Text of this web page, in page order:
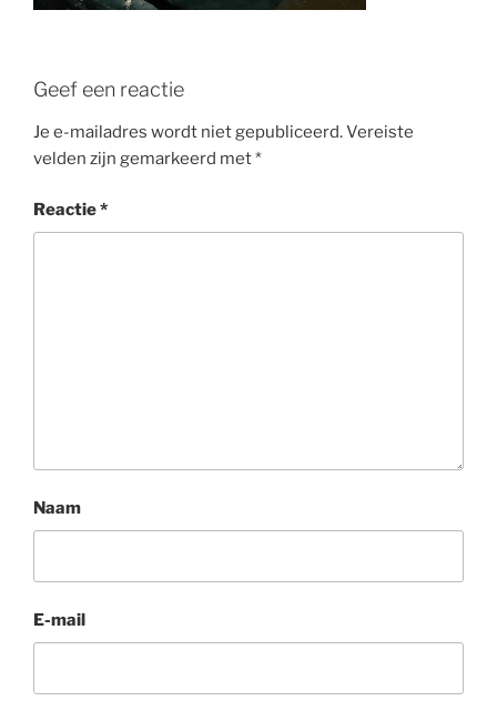
Geef een reactie
Je e-mailadres wordt niet gepubliceerd.Vereiste
velden zijn gemarkeerd met*
Reactie*
Naam
E-mail